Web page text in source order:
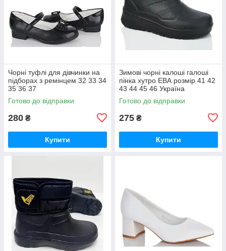
Чорні туфлі для дівчинки на
підборах з ремінцем 32 33 34
35 36 37
Готово до відправки
280 ₴
Купити
Зимові чорні калоші галоші
пінка хутро ЕВА розмір 41 42
43 44 45 46 Україна
Готово до відправки
275 ₴
Купити